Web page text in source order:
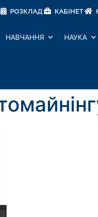
РОЗКЛАД КАБІНЕТ
НАВЧАННЯ НАУКА